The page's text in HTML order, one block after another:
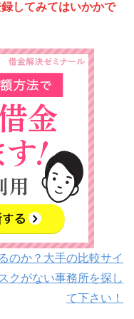
してみてはいかかで
のか？大手の比較サイ
クがない事務所を探し
て下さい！